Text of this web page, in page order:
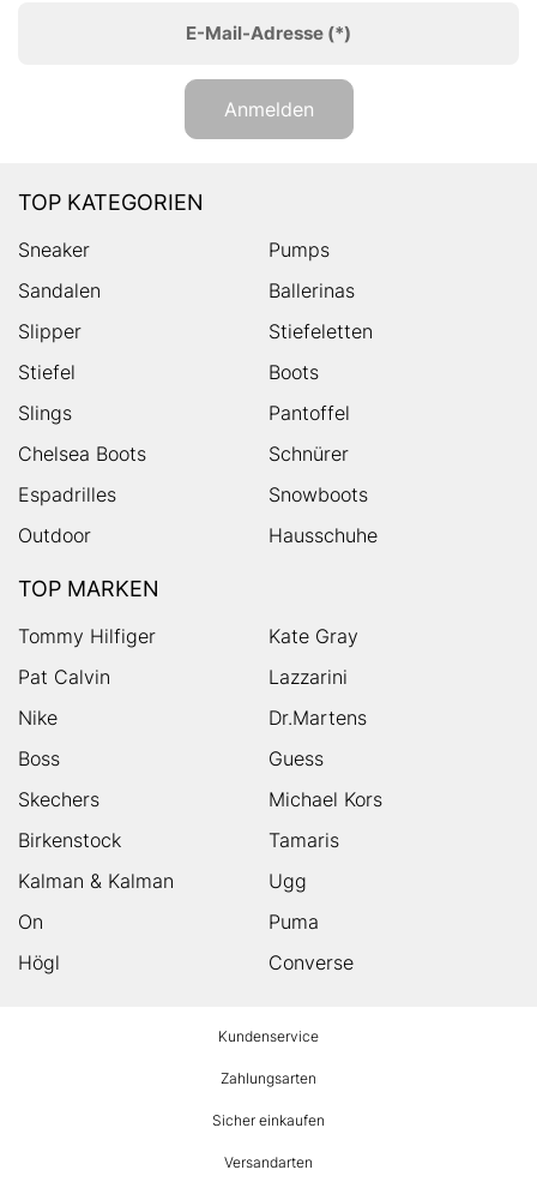
E-Mail-Adresse (*)
Anmelden
TOP KATEGORIEN
Sneaker
Pumps
Sandalen
Ballerinas
Slipper
Stiefeletten
Stiefel
Boots
Slings
Pantoffel
Chelsea Boots
Schnürer
Espadrilles
Snowboots
Outdoor
Hausschuhe
TOP MARKEN
Tommy Hilfiger
Kate Gray
Pat Calvin
Lazzarini
Nike
Dr.Martens
Boss
Guess
Skechers
Michael Kors
Birkenstock
Tamaris
Kalman & Kalman
Ugg
On
Puma
Högl
Converse
Kundenservice
Zahlungsarten
Sicher einkaufen
Versandarten